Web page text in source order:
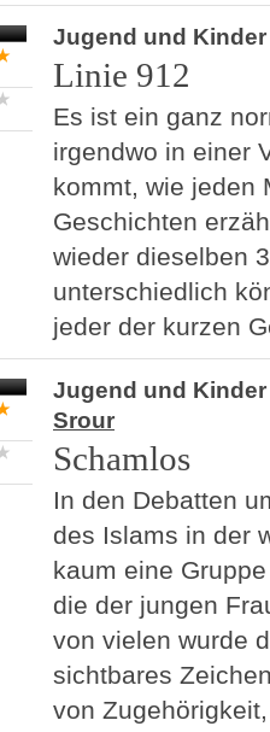
Jugend und Kinder
Linie 912
Es ist ein ganz
irgendwo in einer
kommt, wie jeden
Geschichten
wieder dieselben
unterschiedlich
jeder der kurzen
Jugend und Kinder
Srour
Schamlos
In den Debatten
des Islams in der
kaum eine
die der jungen
von vielen wurde
sichtbares
von